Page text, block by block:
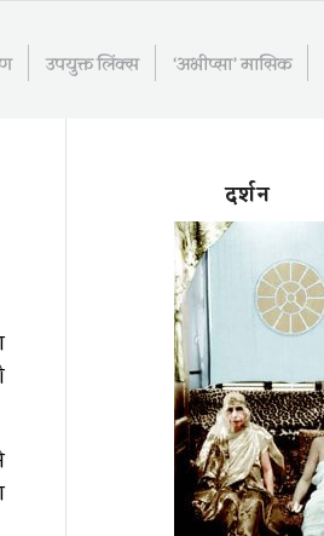
उपयुक्त लिंक्स ‘अभीप्सा’ मासिक
दर्शन